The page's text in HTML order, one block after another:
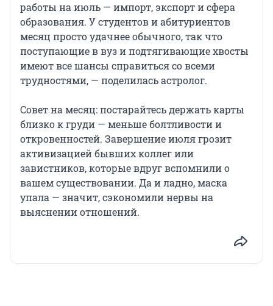
работы на июль — импорт, экспорт и сфера
образования. У студентов и абитуриентов
месяц просто удачнее обычного, так что
поступающие в вуз и подтягивающие хвосты
имеют все шансы справиться со всеми
трудностями, — поделилась астролог.
Совет на месяц: постарайтесь держать карты
близко к груди — меньше болтливости и
откровенностей. Завершение июля грозит
активизацией бывших коллег или
завистников, которые вдруг вспомнили о
вашем существовании. Да и ладно, маска
упала — значит, сэкономили нервы на
выяснении отношений.